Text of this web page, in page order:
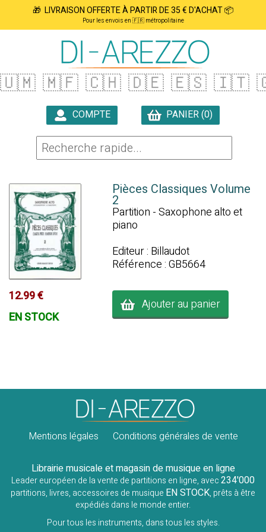
🎁 LIVRAISON OFFERTE À PARTIR DE 35 € D'ACHAT 📦
Pour les envois en 🇫🇷 métropolitaine
🇺🇲 🇲🇫 🇨🇭 🇩🇪 🇪🇸 🇮🇹
COMPTE
PANIER (0)
12.99 €
EN STOCK
Pièces Classiques Volume
2
Partition - Saxophone alto et
piano
Editeur : Billaudot
Référence : GB5664
Ajouter au panier
Mentions légales Conditions générales de vente
Librairie musicale et magasin de musique en ligne
Leader européen de la vente de partitions en ligne, avec234'000
partitions, livres, accessoires de musique EN STOCK, prêts à être
expédiés dans le monde entier.
Pour tous les instruments, dans tous les styles.